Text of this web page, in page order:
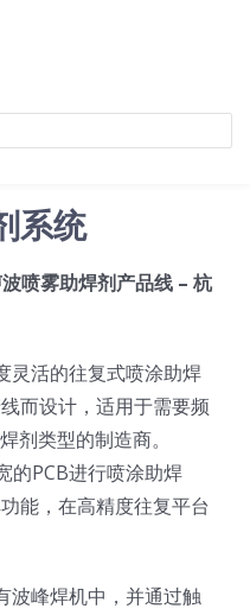
系统
喷雾助焊剂产品线 – 杭
灵活的往复式喷涂助焊
而设计，适用于需要频
剂类型的制造商。
的PCB进行喷涂助焊
能，在高精度往复平台
波峰焊机中，并通过触